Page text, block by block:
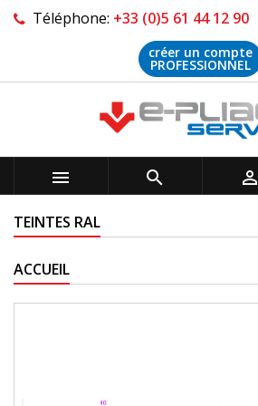
Téléphone: +33 (0)5 61 44 12 90
créer un compte
PROFESSIONNEL
  
TEINTES RAL
ACCUEIL